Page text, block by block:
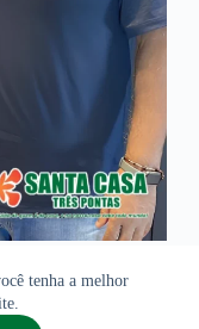
tenha a melhor
- Feito com ❤